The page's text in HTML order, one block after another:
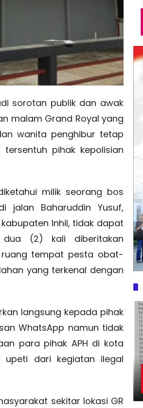
sorotan publik dan awak
malam Grand Royal yang
wanita penghibur tetap
pihak kepolisian
milik seorang bos
jalan Baharuddin Yusuf,
Inhil, tidak dapat
(2) kali diberitakan
ruang tempat pesta obat-
yang terkenal dengan
langsung kepada pihak
WhatsApp namun tidak
para pihak APH di kota
upeti dari kegiatan ilegal
sekitar lokasi GR